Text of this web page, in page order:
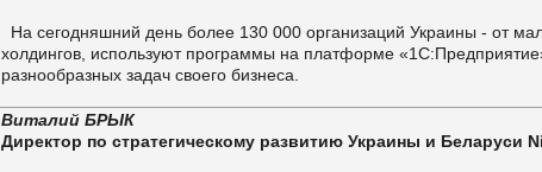
На сегодняшний день более 130 000 организаций Украины - от
холдингов, используют программы на платформе
разнообразных задач своего бизнеса.
Виталий БРЫК
Директор по стратегическому развитию Украины и Беларуси